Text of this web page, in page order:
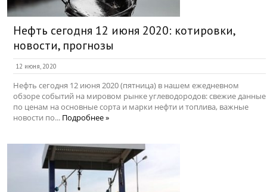
Нефть сегодня 12 июня 2020: котировки,
новости, прогнозы
12 июня, 2020
Нефть сегодня 12 июня 2020 (пятница) в нашем ежедневном
обзоре событий на мировом рынке углеводородов: свежие данные
по ценам на основные сорта и марки нефти и топлива, важные
новости по... Подробнее »